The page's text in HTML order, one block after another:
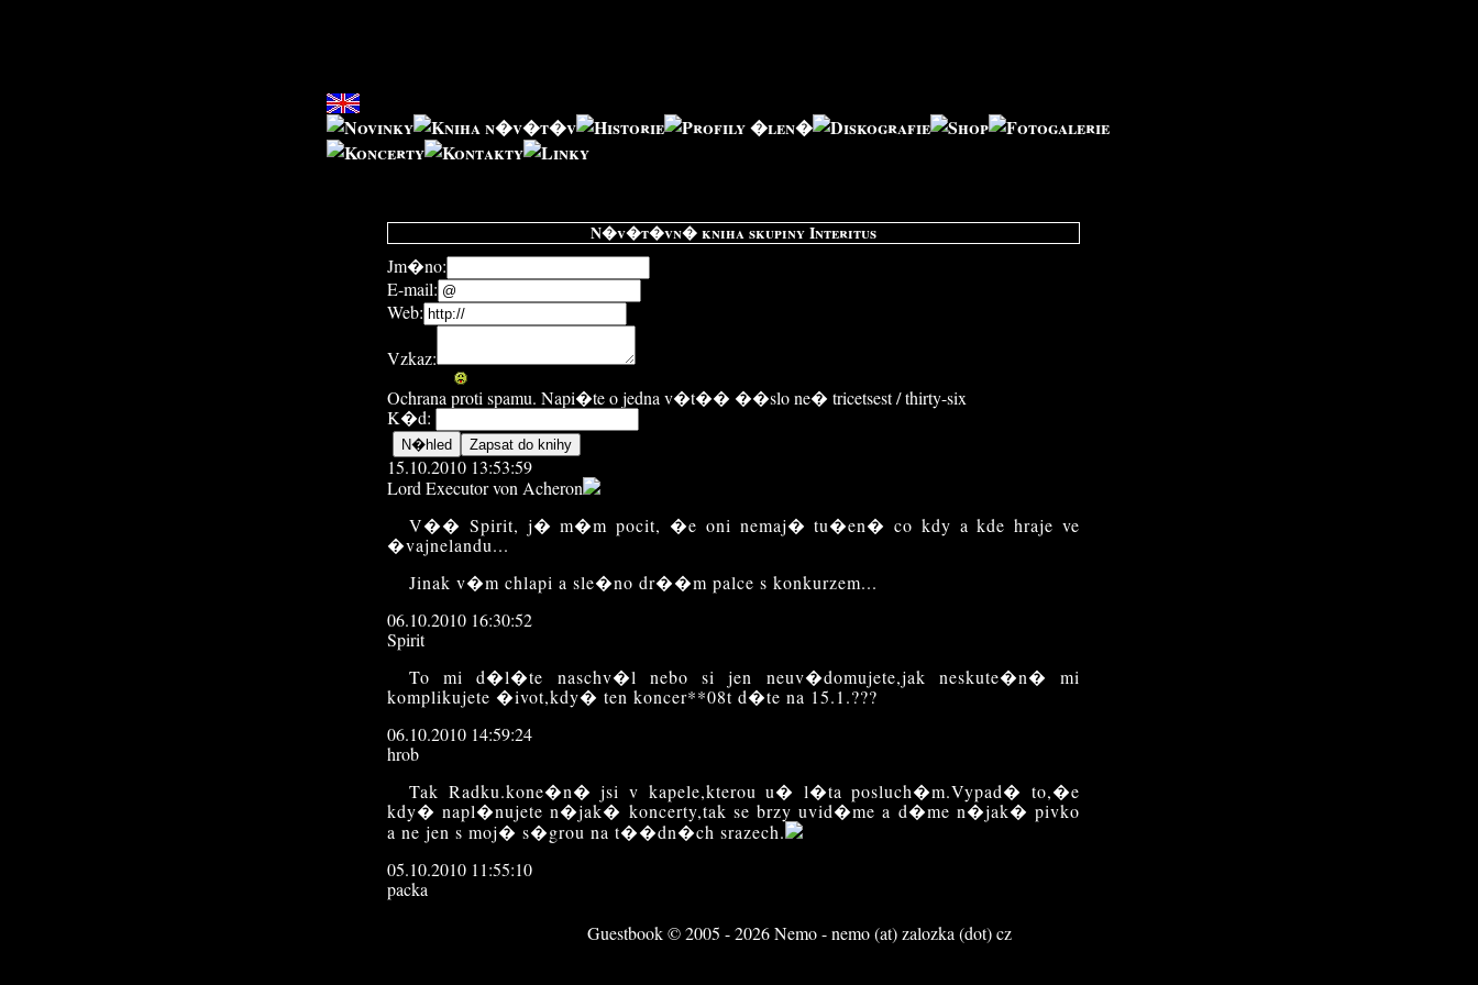
N�v�t�vn� kniha skupiny Interitus
Jm�no:
E-mail:
Web:
Vzkaz:
Ochrana proti spamu. Napi�te o jedna v�t�� ��slo ne� tricetsest / thirty-six
K�d:
15.10.2010 13:53:59
Lord Executor von Acheron
V�� Spirit, j� m�m pocit, �e oni nemaj� tu�en� co kdy a kde hraje ve
�vajnelandu...
Jinak v�m chlapi a sle�no dr��m palce s konkurzem...
06.10.2010 16:30:52
Spirit
To mi d�l�te naschv�l nebo si jen neuv�domujete,jak neskute�n� mi
komplikujete �ivot,kdy� ten koncer**08t d�te na 15.1.???
06.10.2010 14:59:24
hrob
Tak Radku.kone�n� jsi v kapele,kterou u� l�ta posluch�m.Vypad� to,�e
kdy� napl�nujete n�jak� koncerty,tak se brzy uvid�me a d�me n�jak� pivko
a ne jen s moj� s�grou na t��dn�ch srazech.
05.10.2010 11:55:10
packa
Co se tady d�je,�e nem�te napl�novan� ��dn� koncerty?
Guestbook © 2005 - 2026 Nemo - nemo (at) zalozka (dot) cz